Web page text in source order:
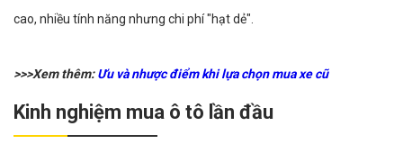
cao, nhiều tính năng nhưng chi phí "hạt dẻ".
>>>Xem thêm:Ưu và nhược điểm khi lựa chọn mua xe cũ
Kinh nghiệm mua ô tô lần đầu